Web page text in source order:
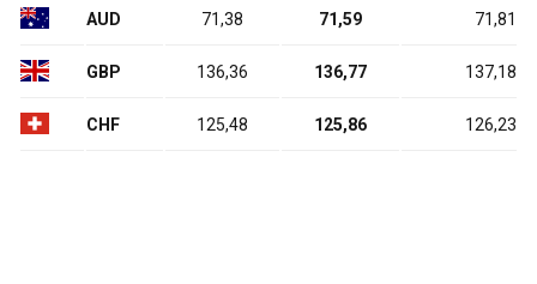
AUD 71,38 71,59 71,81
GBP 136,36 136,77 137,18
CHF 125,48 125,86 126,23